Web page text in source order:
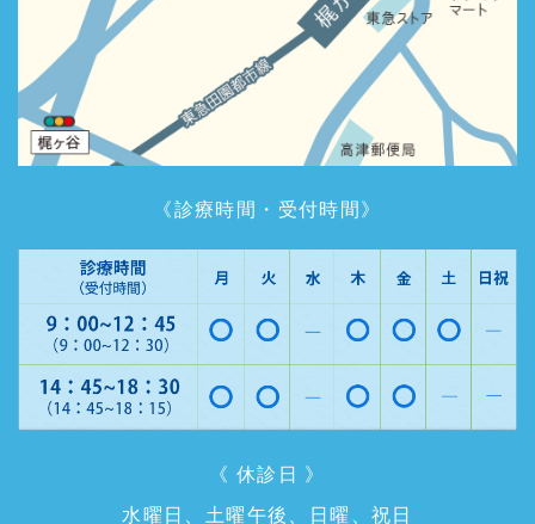
《診療時間・受付時間》
《 休診日 》
水曜日、土曜午後、日曜、祝日